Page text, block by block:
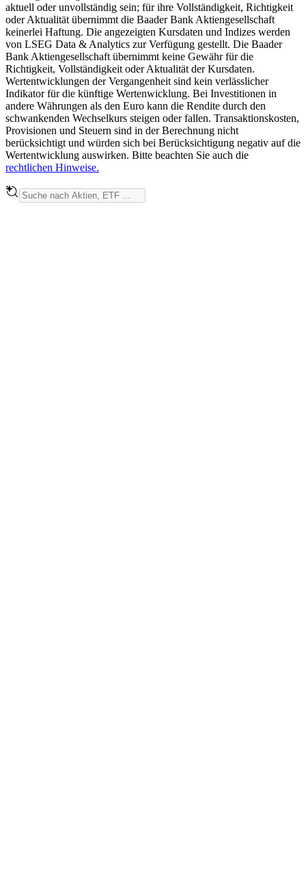
aktuell oder unvollständig sein; für ihre Vollständigkeit, Richtigkeit
oder Aktualität übernimmt die Baader Bank Aktiengesellschaft
keinerlei Haftung. Die angezeigten Kursdaten und Indizes werden
von LSEG Data & Analytics zur Verfügung gestellt. Die Baader
Bank Aktiengesellschaft übernimmt keine Gewähr für die
Richtigkeit, Vollständigkeit oder Aktualität der Kursdaten.
Wertentwicklungen der Vergangenheit sind kein verlässlicher
Indikator für die künftige Wertenwicklung. Bei Investitionen in
andere Währungen als den Euro kann die Rendite durch den
schwankenden Wechselkurs steigen oder fallen. Transaktionskosten,
Provisionen und Steuern sind in der Berechnung nicht
berücksichtigt und würden sich bei Berücksichtigung negativ auf die
Wertentwicklung auswirken. Bitte beachten Sie auch die
rechtlichen Hinweise.